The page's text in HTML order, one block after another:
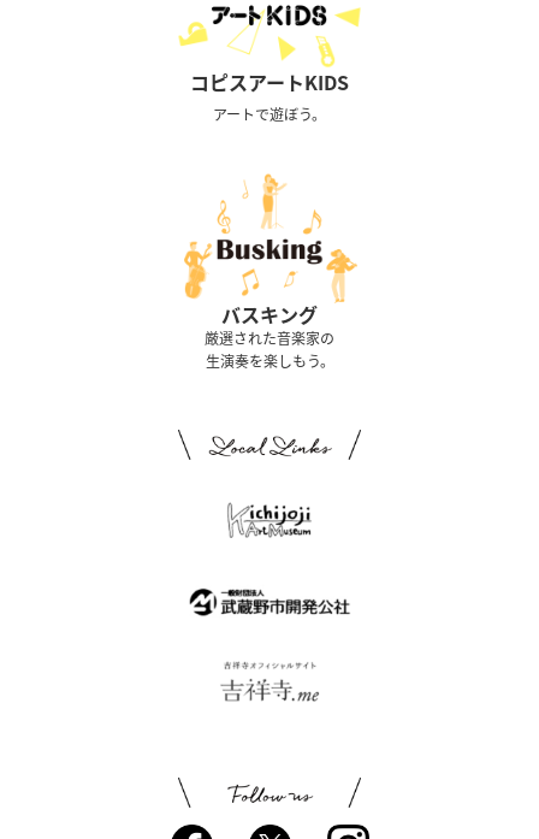
コピスアートKIDS
アートで遊ぼう。
バスキング
厳選された音楽家の
生演奏を楽しもう。